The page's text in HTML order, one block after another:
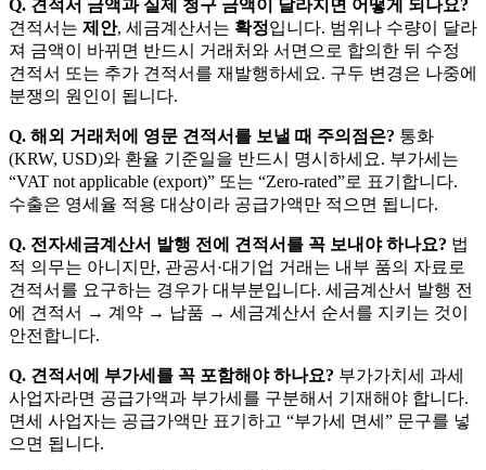
Q. 견적서 금액과 실제 청구 금액이 달라지면 어떻게 되나요?
견적서는 제안, 세금계산서는 확정입니다. 범위나 수량이 달라
져 금액이 바뀌면 반드시 거래처와 서면으로 합의한 뒤 수정
견적서 또는 추가 견적서를 재발행하세요. 구두 변경은 나중에
분쟁의 원인이 됩니다.
Q. 해외 거래처에 영문 견적서를 보낼 때 주의점은? 통화
(KRW, USD)와 환율 기준일을 반드시 명시하세요. 부가세는
“VAT not applicable (export)” 또는 “Zero-rated”로 표기합니다.
수출은 영세율 적용 대상이라 공급가액만 적으면 됩니다.
Q. 전자세금계산서 발행 전에 견적서를 꼭 보내야 하나요? 법
적 의무는 아니지만, 관공서·대기업 거래는 내부 품의 자료로
견적서를 요구하는 경우가 대부분입니다. 세금계산서 발행 전
에 견적서 → 계약 → 납품 → 세금계산서 순서를 지키는 것이
안전합니다.
Q. 견적서에 부가세를 꼭 포함해야 하나요? 부가가치세 과세
사업자라면 공급가액과 부가세를 구분해서 기재해야 합니다.
면세 사업자는 공급가액만 표기하고 “부가세 면세” 문구를 넣
으면 됩니다.